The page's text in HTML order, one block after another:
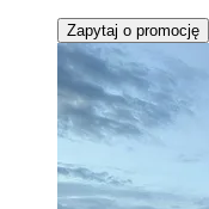
Zapytaj o promocję